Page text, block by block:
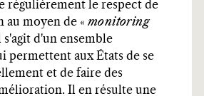
régulièrement le respect de
moyen de « monitoring
s'agit d'un ensemble
permettent aux États de se
et de faire des
Il en résulte une